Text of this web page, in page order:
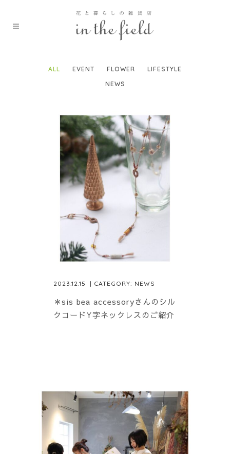
ALL EVENT FLOWER
LIFESTYLE
NEWS
2023.12.15 | CATEGORY: NEWS
＊sis bea accessoryさんのシル
クコードY字ネックレスのご紹介